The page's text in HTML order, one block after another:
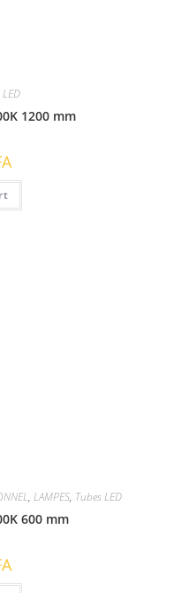
1200 mm
, LAMPES, Tubes LED
600 mm